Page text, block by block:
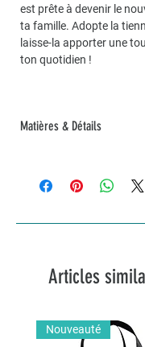
est prête à devenir le
ta famille. Adopte la
laisse-la apporter une
ton quotidien !
Matières & Détails
ouate imputrescible
Articles
Nouveauté